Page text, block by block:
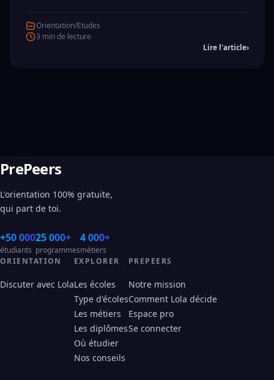
Orientation/Etudes
3 min de lecture
Lire l'article›
PrePeers
L'orientation 100% gratuite,
qui part de toi.
+50 000
étudiants
25 000+
programmes
4 000+
métiers
ORIENTATION
Discuter avec Lola
EXPLORER
Les écoles
Type d'écoles
Les métiers
Les diplômes
Où étudier
Nos conseils
PREPEERS
Notre mission
Comment Lola décide
Espace pro
Se connecter